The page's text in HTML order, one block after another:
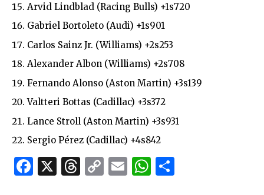
Arvid Lindblad (Racing Bulls) +1s720
Gabriel Bortoleto (Audi) +1s901
Carlos Sainz Jr. (Williams) +2s253
Alexander Albon (Williams) +2s708
Fernando Alonso (Aston Martin) +3s139
Valtteri Bottas (Cadillac) +3s372
Lance Stroll (Aston Martin) +3s931
Sergio Pérez (Cadillac) +4s842
Facebook
X Threads
CopyEmailWhatsApp